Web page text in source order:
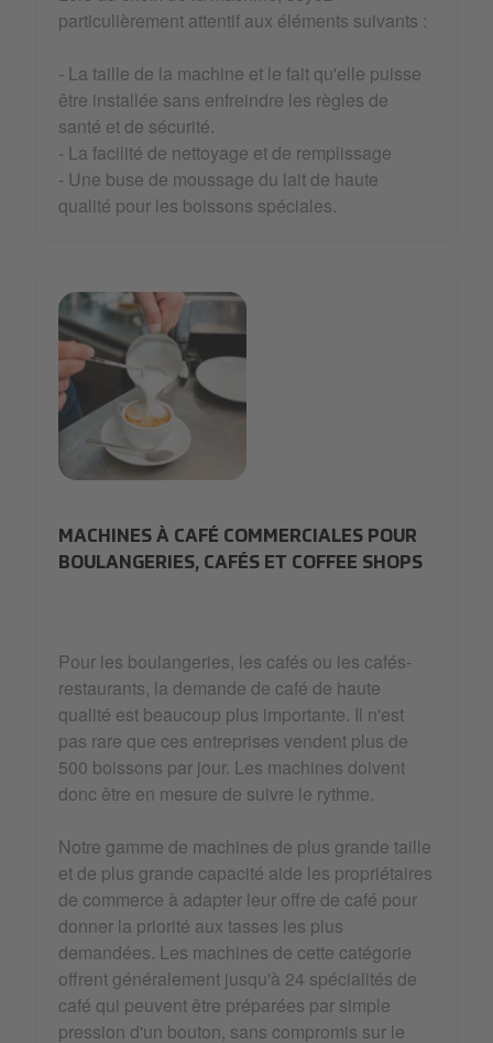
particulièrement attentif aux éléments suivants :
- La taille de la machine et le fait qu'elle puisse
être installée sans enfreindre les règles de
santé et de sécurité.
- La facilité de nettoyage et de remplissage
- Une buse de moussage du lait de haute
qualité pour les boissons spéciales.
MACHINES À CAFÉ COMMERCIALES POUR
BOULANGERIES, CAFÉS ET COFFEE SHOPS
Pour les boulangeries, les cafés ou les cafés-
restaurants, la demande de café de haute
qualité est beaucoup plus importante. Il n'est
pas rare que ces entreprises vendent plus de
500 boissons par jour. Les machines doivent
donc être en mesure de suivre le rythme.
Notre gamme de machines de plus grande taille
et de plus grande capacité aide les propriétaires
de commerce à adapter leur offre de café pour
donner la priorité aux tasses les plus
demandées. Les machines de cette catégorie
offrent généralement jusqu'à 24 spécialités de
café qui peuvent être préparées par simple
pression d'un bouton, sans compromis sur le